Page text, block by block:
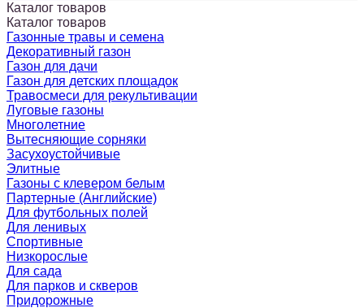
Каталог товаров
Каталог товаров
Газонные травы и семена
Декоративный газон
Газон для дачи
Газон для детских площадок
Травосмеси для рекультивации
Луговые газоны
Многолетние
Вытесняющие сорняки
Засухоустойчивые
Элитные
Газоны с клевером белым
Партерные (Английские)
Для футбольных полей
Для ленивых
Спортивные
Низкорослые
Для сада
Для парков и скверов
Придорожные